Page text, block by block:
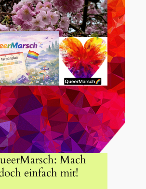
Mach
einfach mit!